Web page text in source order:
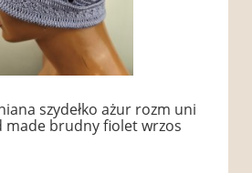
szydełko ażur rozm uni
made brudny fiolet wrzos